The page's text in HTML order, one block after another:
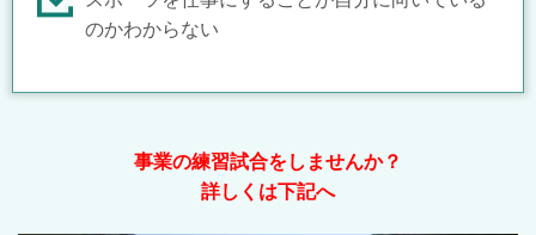
のかわからない
事業の練習試合をしませんか？
詳しくは下記へ